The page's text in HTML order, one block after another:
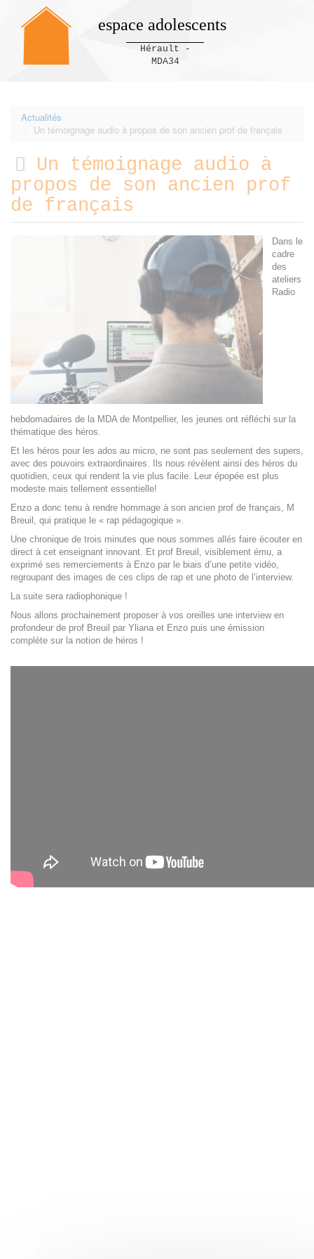
espace adolescents
Hérault -
MDA34
Actualités
Un témoignage audio à propos de son ancien prof de français
Un témoignage audio à
propos de son ancien prof
de français
Dans le
cadre
des
ateliers
Radio
hebdomadaires de la MDA de Montpellier, les jeunes ont réfléchi sur la
thématique des héros.
Et les héros pour les ados au micro, ne sont pas seulement des supers,
avec des pouvoirs extraordinaires. Ils nous révèlent ainsi des héros du
quotidien, ceux qui rendent la vie plus facile. Leur épopée est plus
modeste mais tellement essentielle!
Enzo a donc tenu à rendre hommage à son ancien prof de français, M
Breuil, qui pratique le « rap pédagogique ».
Une chronique de trois minutes que nous sommes allés faire écouter en
direct à cet enseignant innovant. Et prof Breuil, visiblement ému, a
exprimé ses remerciements à Enzo par le biais d’une petite vidéo,
regroupant des images de ces clips de rap et une photo de l’interview.
La suite sera radiophonique !
Nous allons prochainement proposer à vos oreilles une interview en
profondeur de prof Breuil par Yliana et Enzo puis une émission
complète sur la notion de héros !